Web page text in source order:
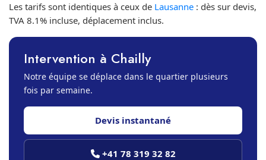
Les tarifs sont identiques à ceux de Lausanne : dès sur devis,
TVA 8.1% incluse, déplacement inclus.
Intervention à Chailly
Notre équipe se déplace dans le quartier plusieurs
fois par semaine.
Devis instantané
+41 78 319 32 82